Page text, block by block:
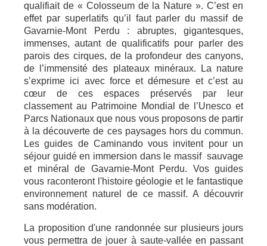
qualifiait de « Colosseum de la Nature ». C’est en
effet par superlatifs qu’il faut parler du massif de
Gavarnie-Mont Perdu : abruptes, gigantesques,
immenses, autant de qualificatifs pour parler des
parois des cirques, de la profondeur des canyons,
de l’immensité des plateaux minéraux. La nature
s’exprime ici avec force et démesure et c’est au
cœur de ces espaces préservés par leur
classement au Patrimoine Mondial de l’Unesco et
Parcs Nationaux que nous vous proposons de partir
à la découverte de ces paysages hors du commun.
Les guides de Caminando vous invitent pour un
séjour guidé en immersion dans le massif sauvage
et minéral de Gavarnie-Mont Perdu. Vos guides
vous raconteront l'histoire géologie et le fantastique
environnement naturel de ce massif. A découvrir
sans modération.
La proposition d'une randonnée sur plusieurs jours
vous permettra de jouer à saute-vallée en passant